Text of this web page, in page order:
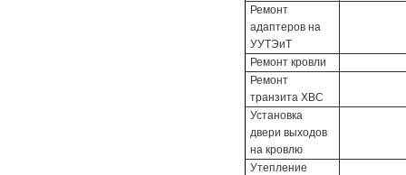
Ремонт
адаптеров на
УУТЭиТ
Ремонт кровли
Ремонт
транзита ХВС
Установка
двери выходов
на кровлю
Утепление